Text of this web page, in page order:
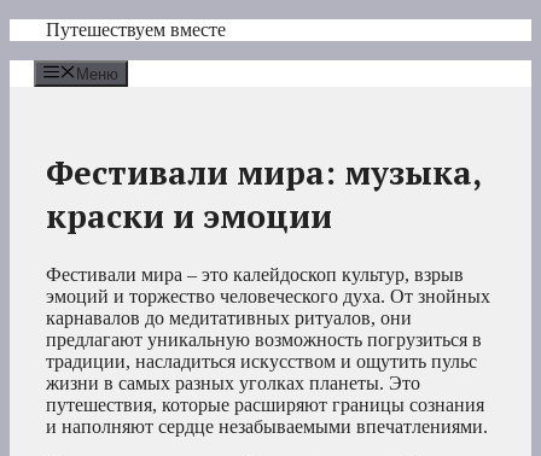
Перейти
содержимому
Путешествуем вместе
Меню
Фестивали мира: музыка,
краски и эмоции
Фестивали мира – это калейдоскоп культур, взрыв
эмоций и торжество человеческого духа. От знойных
карнавалов до медитативных ритуалов, они
предлагают уникальную возможность погрузиться в
традиции, насладиться искусством и ощутить пульс
жизни в самых разных уголках планеты. Это
путешествия, которые расширяют границы сознания
и наполняют сердце незабываемыми впечатлениями.